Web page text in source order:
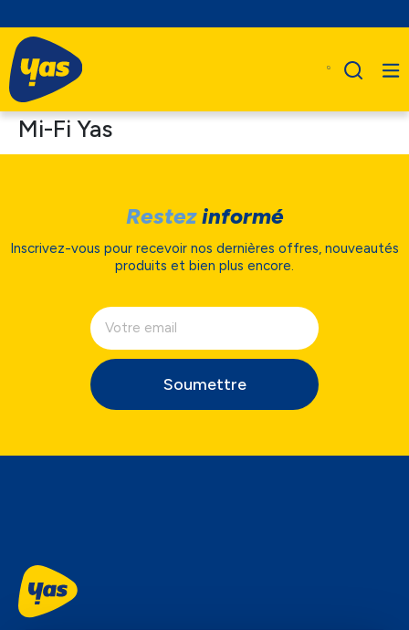
Mi-Fi Yas
Restezinformé
Inscrivez-vous pour recevoir nos dernières offres, nouveautés
produits et bien plus encore.
Soumettre